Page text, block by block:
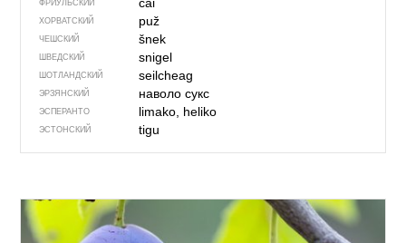
ФРИУЛЬСКИЙ
ХОРВАТСКИЙ puž
ЧЕШСКИЙ šnek
ШВЕДСКИЙ snigel
ШОТЛАНДСКИЙ seilcheag
ЭРЗЯНСКИЙ наволо сукс
ЭСПЕРАНТО limako, heliko
ЭСТОНСКИЙ tigu